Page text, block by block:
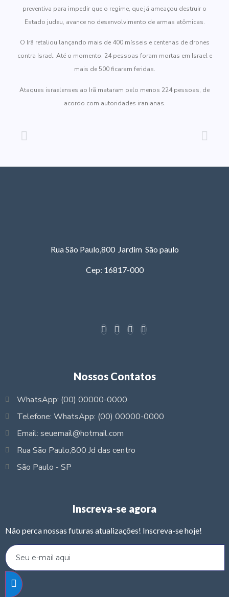
preventiva para impedir que o regime, que já ameaçou destruir o
Estado judeu, avance no desenvolvimento de armas atômicas.
O Irã retaliou lançando mais de 400 mísseis e centenas de drones
contra Israel. Até o momento, 24 pessoas foram mortas em Israel e
mais de 500 ficaram feridas.
Ataques israelenses ao Irã mataram pelo menos 224 pessoas, de
acordo com autoridades iranianas.
Rua São Paulo,800 Jardim São paulo
Cep: 16817-000
Nossos Contatos
WhatsApp: (00) 00000-0000
Telefone: WhatsApp: (00) 00000-0000
Email: seuemail@hotmail.com
Rua São Paulo,800 Jd das centro
São Paulo - SP
Inscreva-se agora
Não perca nossas futuras atualizações! Inscreva-se hoje!